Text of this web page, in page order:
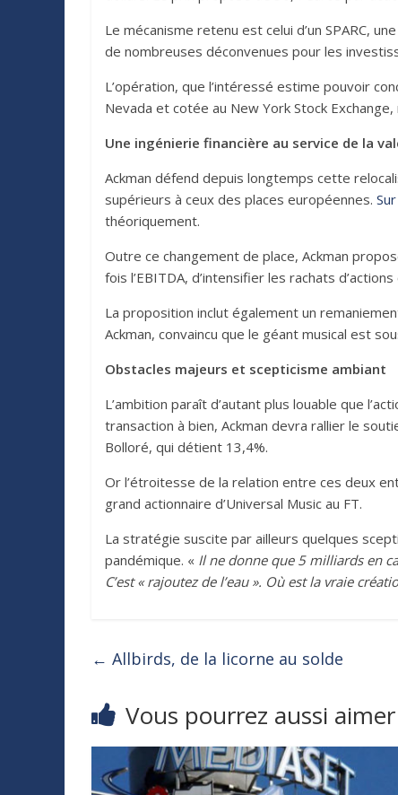
Le mécanisme retenu est celui d’un SPARC,
de nombreuses déconvenues pour les
L’opération, que l’intéressé estime pouvoir
Nevada et cotée au New York Stock
Une ingénierie financière au service de la
Ackman défend depuis longtemps cette
supérieurs à ceux des places européennes.
théoriquement.
Outre ce changement de place, Ackman
fois l’EBITDA, d’intensifier les rachats
La proposition inclut également un
Ackman, convaincu que le géant musical est
Obstacles majeurs et scepticisme ambiant
L’ambition paraît d’autant plus louable que
transaction à bien, Ackman devra rallier le
Bolloré, qui détient 13,4%.
Or l’étroitesse de la relation entre ces deux
grand actionnaire d’Universal Music au FT.
La stratégie suscite par ailleurs quelques
pandémique. « Il ne donne que 5 milliards en
C’est « rajoutez de l’eau ». Où est la vraie
← Allbirds, de la licorne au solde
Vous pourrez aussi aimer